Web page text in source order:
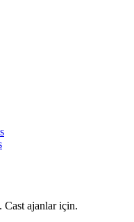
ajanlar için.